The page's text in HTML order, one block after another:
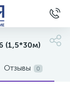
(1,5*30м)
Отзывы 0